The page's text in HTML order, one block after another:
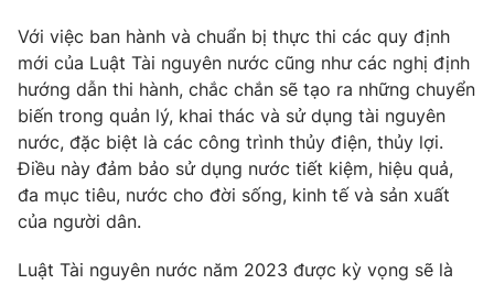
VTV9 VTV8
Liên hệ tòa soạn English
THỜI BÁO VTV
Với việc ban hành và chuẩn bị thực thi các quy định
mới của Luật Tài nguyên nước cũng như các nghị định
hướng dẫn thi hành, chắc chắn sẽ tạo ra những chuyển
biến trong quản lý, khai thác và sử dụng tài nguyên
nước, đặc biệt là các công trình thủy điện, thủy lợi.
Điều này đảm bảo sử dụng nước tiết kiệm, hiệu quả,
đa mục tiêu, nước cho đời sống, kinh tế và sản xuất
của người dân.
Luật Tài nguyên nước năm 2023 được kỳ vọng sẽ là